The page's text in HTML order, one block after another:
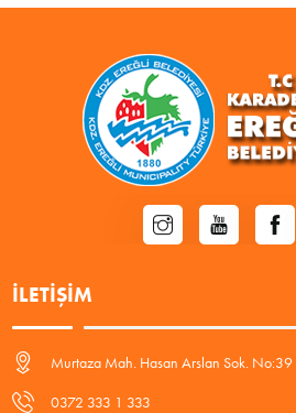
İLETIŞIM
Murtaza Mah. Hasan Arslan Sok. No:39
0372 333 1 333